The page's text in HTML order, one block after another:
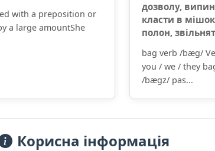
with a preposition or
a large amountShe
дозволу,
класти в
полон,
bag verb /bæɡ/
you / we / they
/bæɡz/ pas...
Корисна інформація